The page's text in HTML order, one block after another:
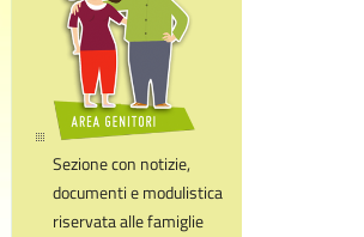
Sezione con notizie,
documenti e modulistica
riservata alle famiglie